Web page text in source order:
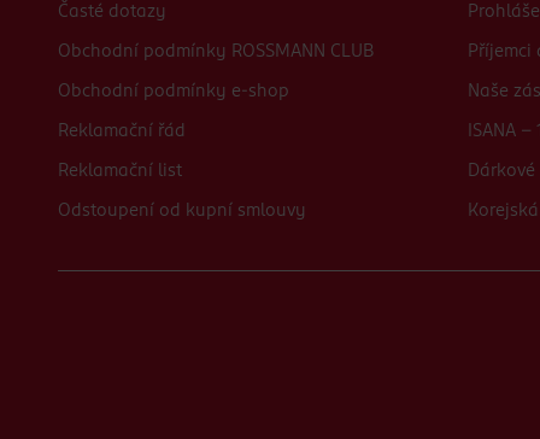
Časté dotazy
Obchodní podmínky ROSSMANN CLUB
Obchodní podmínky e-shop
Reklamační řád
Reklamační list
Odstoupení od kupní smlouvy
Příjemci
Naše
ISANA